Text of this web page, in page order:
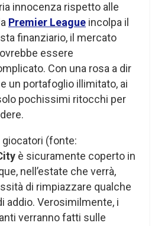
innocenza rispetto alle
Premier League incolpa il
finanziario, il mercato
essere
Con una rosa a dir
un portafoglio illimitato, ai
pochissimi ritocchi per
giocatori (fonte:
è sicuramente coperto in
nell’estate che verrà,
di rimpiazzare qualche
addio. Verosimilmente, i
verranno fatti sulle